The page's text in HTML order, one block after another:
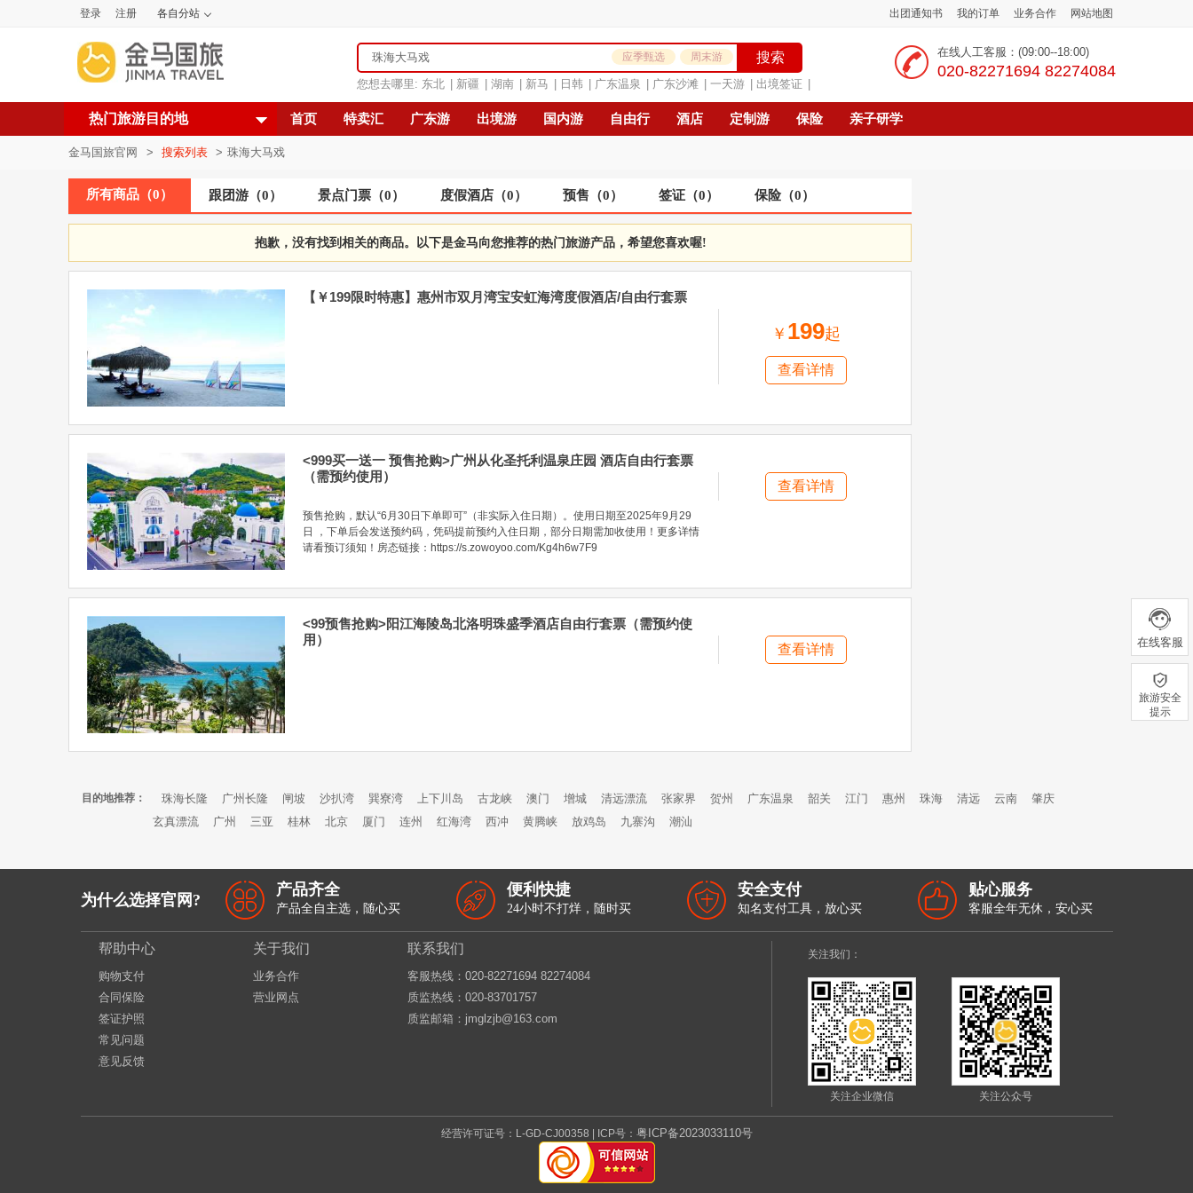
登录 注册 各自分站 出团通知书 我的订单 业务合作 网站地图
应季甄选 周末游 搜索
您想去哪里: 东北 新疆 湖南 新马 日韩 广东温泉 广东沙滩 一天游 出境签证
在线人工客服：(09:00--18:00)
‭020-82271694 82274084
热门旅游目的地 首页 特卖汇 广东游 出境游 国内游 自由行 酒店 定制游 保险 亲子研学
金马国旅官网 > 搜索列表 > 珠海大马戏
所有商品 （0） 跟团游 （0） 景点门票 （0） 度假酒店 （0） 预售 （0） 签证 （0） 保险（0）
抱歉，没有找到相关的商品。以下是金马向您推荐的热门旅游产品，希望您喜欢喔!
【￥199限时特惠】惠州市双月湾宝安虹海湾度假酒店/自由行套票
￥ 199起
查看详情
<999买一送一 预售抢购>广州从化圣托利温泉庄园 酒店自由行套票
（需预约使用）
预售抢购，默认“6月30日下单即可”（非实际入住日期）。使用日期至2025年9月29
日 ，下单后会发送预约码，凭码提前预约入住日期，部分日期需加收使用！更多详情
请看预订须知！房态链接：https://s.zowoyoo.com/Kg4h6w7F9
查看详情
<99预售抢购>阳江海陵岛北洛明珠盛季酒店自由行套票（需预约使
用）
查看详情
目的地推荐： 珠海长隆 广州长隆 闸坡 沙扒湾 巽寮湾 上下川岛 古龙峡 澳门 增城 清远漂流 张家界 贺州 广东温泉 韶关 江门 惠州 珠海 清远 云南
肇庆
玄真漂流
广州 三亚 桂林 北京 厦门 连州 红海湾 西冲 黄腾峡 放鸡岛 九寨沟 潮汕
为什么选择官网?
产品齐全
产品全自主选，随心买
便利快捷
24小时不打烊，随时买
安全支付
知名支付工具，放心买
贴心服务
客服全年无休，安心买
帮助中心
购物支付
合同保险
签证护照
常见问题
意见反馈
关于我们
业务合作
营业网点
联系我们
客服热线：‭020-82271694 82274084
质监热线：020-83701757
质监邮箱：jmglzjb@163.com
关注我们：
关注企业微信 关注公众号
经营许可证号：L-GD-CJ00358 | ICP号： 粤ICP备2023033110号
在线客服
旅游安全
提示